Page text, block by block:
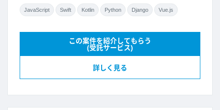
JavaScript Swift Kotlin Python Django Vue.js
詳しく見る
この案件を紹介してもらう
(受託サービス)